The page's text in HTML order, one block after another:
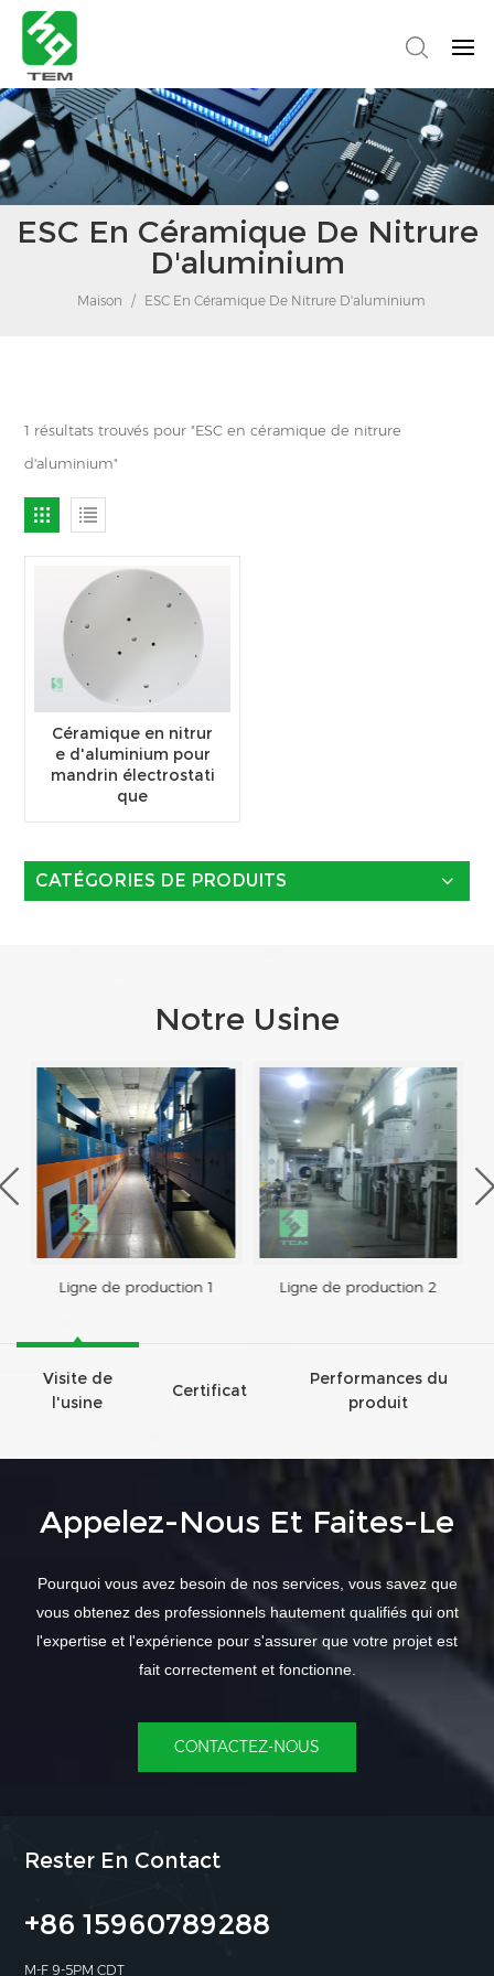
ESC En Céramique De Nitrure
D'aluminium
Maison / ESC En Céramique De Nitrure D'aluminium
1 résultats trouvés pour "ESC en céramique de nitrure
d'aluminium"
Céramique en nitrur
e d'aluminium pour
mandrin électrostati
que
CATÉGORIES DE PRODUITS
Notre Usine
Ligne de production 1 Ligne de production 2
Visite de
l'usine
Certificat
Performances du
produit
Appelez-Nous Et Faites-Le
Pourquoi vous avez besoin de nos services, vous savez que
vous obtenez des professionnels hautement qualifiés qui ont
l'expertise et l'expérience pour s'assurer que votre projet est
fait correctement et fonctionne.
CONTACTEZ-NOUS
Rester En Contact
+86 15960789288
M-F 9-5PM CDT